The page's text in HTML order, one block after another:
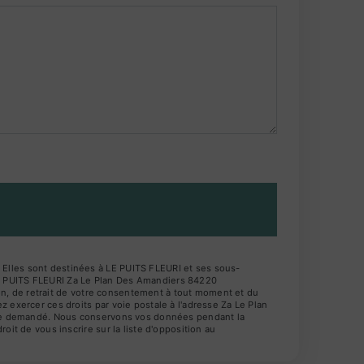
sont destinées à LE PUITS FLEURI et ses sous-
FLEURI Za Le Plan Des Amandiers 84220
de retrait de votre consentement à tout moment et du
exercer ces droits par voie postale à l'adresse Za Le Plan
Nous conservons vos données pendant la
de vous inscrire sur la liste d'opposition au